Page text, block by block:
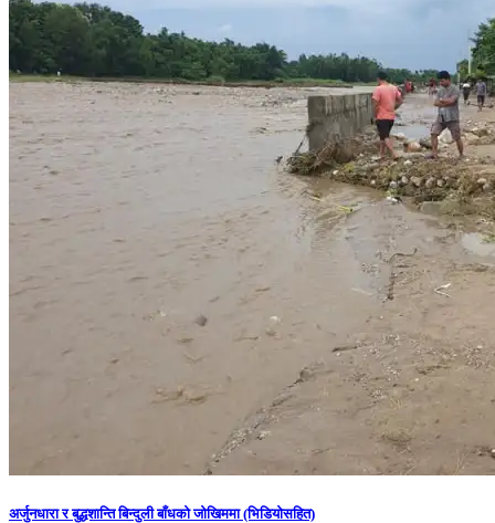
अर्जुनधारा र बुद्धशान्ति बिन्दुली बाँधको जोखिममा (भिडियाेसहित)